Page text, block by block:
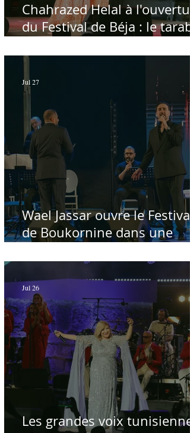
Chahrazed Helal à
du Festival de Béja : le tarab
Wael Jassar ouvre le Festival
de Boukornine dans une
à guichets fermés - Par
Manaï
Jul 27
Les grandes voix
Jul 26